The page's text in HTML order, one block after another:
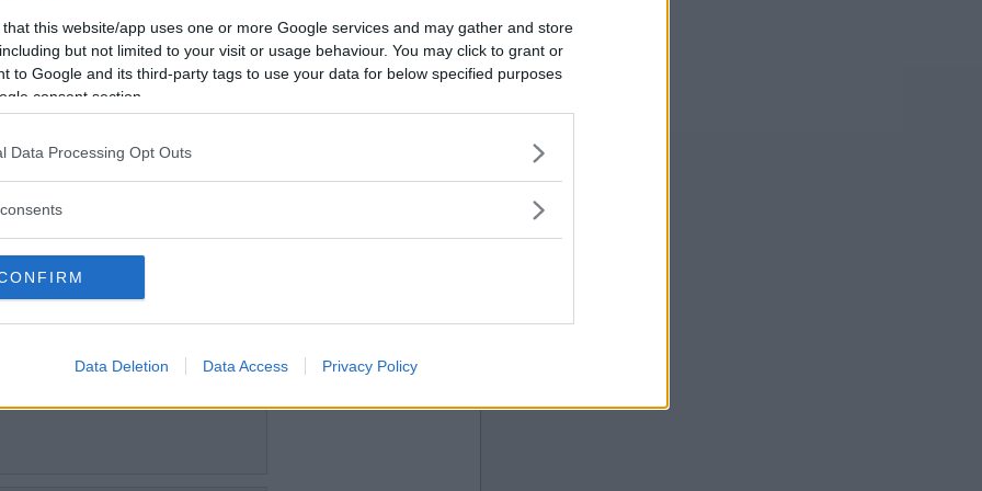
that this website/app uses one or more Google services and may gather and store
but not limited to your visit or usage behaviour. You may click to grant or
to Google and its third-party tags to use your data for below specified purposes
consent section.
Data Processing Opt Outs
Data Deletion Data Access Privacy Policy
ikväll då det innebar starten på min långhelg
på henne trots att hon hade sett råddjuret!!!!!
Vill du bli
medlem?